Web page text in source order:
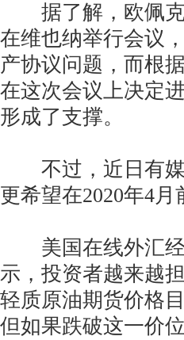
据了解，欧佩克
在维也纳举行会议
产协议问题，而根
在这次会议上决定
形成了支撑。
不过，近日有媒
更希望在2020年4
美国在线外汇经
示，投资者越来越
轻质原油期货价格
但如果跌破这一价